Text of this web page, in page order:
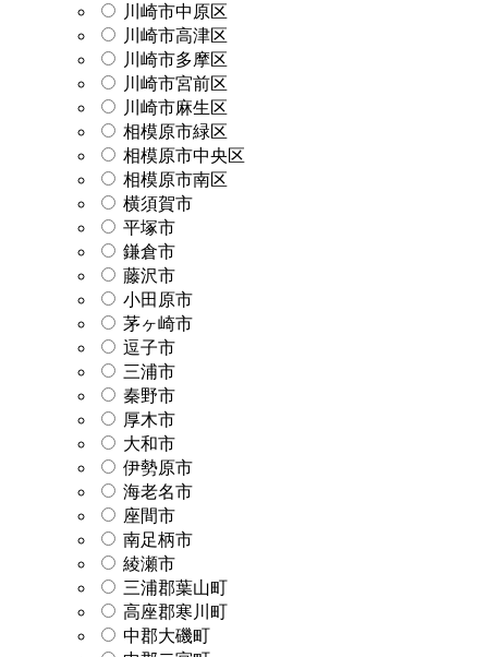
川崎市中原区
川崎市高津区
川崎市多摩区
川崎市宮前区
川崎市麻生区
相模原市緑区
相模原市中央区
相模原市南区
横須賀市
平塚市
鎌倉市
藤沢市
小田原市
茅ヶ崎市
逗子市
三浦市
秦野市
厚木市
大和市
伊勢原市
海老名市
座間市
南足柄市
綾瀬市
三浦郡葉山町
高座郡寒川町
中郡大磯町